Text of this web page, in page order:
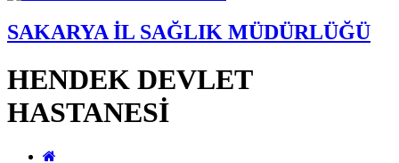
SAKARYA İL SAĞLIK MÜDÜRLÜĞÜ
HENDEK DEVLET
HASTANESİ